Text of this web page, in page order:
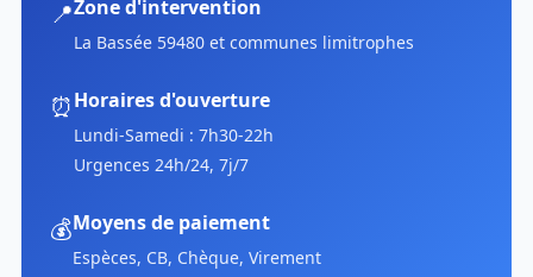
📍Zone d'intervention
La Bassée 59480 et communes limitrophes
⏰Horaires d'ouverture
Lundi-Samedi : 7h30-22h
Urgences 24h/24, 7j/7
💰Moyens de paiement
Espèces, CB, Chèque, Virement